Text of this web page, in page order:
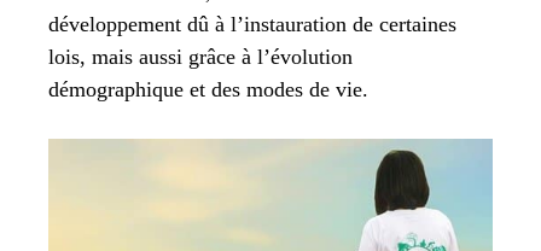
développement dû à l’instauration de certaines
lois, mais aussi grâce à l’évolution
démographique et des modes de vie.